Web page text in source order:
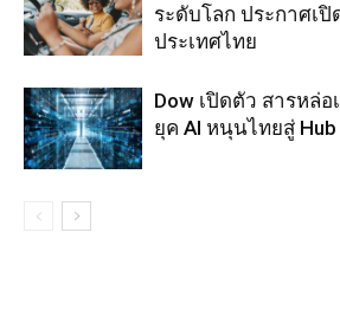
ระดับโลก ประกาศเ
ประเทศไทย
Dow เปิดตัว สารหล่อ
ยุค AI หนุนไทยสู่